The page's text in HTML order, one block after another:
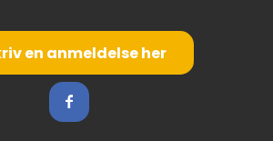
en anmeldelse her